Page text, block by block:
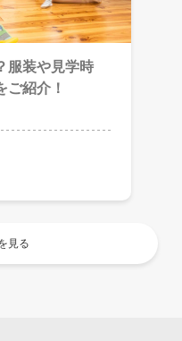
服装や見学時
ご紹介！
見る